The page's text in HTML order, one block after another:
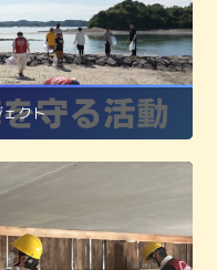
ェクト